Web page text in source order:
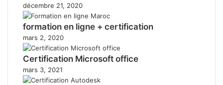
décembre 21, 2020
formation en ligne + certification
mars 2, 2020
Certification Microsoft office
mars 3, 2021